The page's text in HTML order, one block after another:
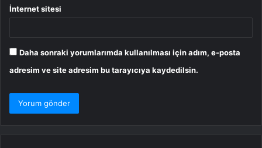
İnternet sitesi
Daha sonraki yorumlarımda kullanılması için adım, e-posta
adresim ve site adresim bu tarayıcıya kaydedilsin.